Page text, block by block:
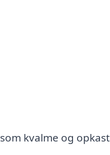
kvalme og opkast